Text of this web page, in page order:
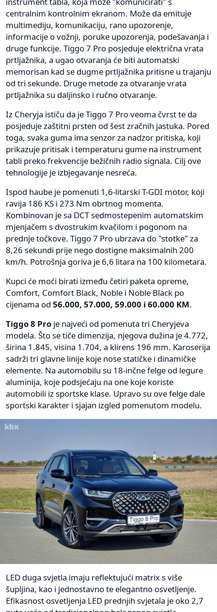
centralnim kontrolnim ekranom. Može da emituje
multimediju, komunikaciju, rano upozorenje,
informacije o vožnji, poruke upozorenja, podešavanja i
druge funkcije. Tiggo 7 Pro posjeduje električna vrata
prtljažnika, a ugao otvaranja će biti automatski
memorisan kad se dugme prtljažnika pritisne u trajanju
od tri sekunde. Druge metode za otvaranje vrata
prtljažnika su daljinsko i ručno otvaranje.
Iz Cheryja ističu da je Tiggo 7 Pro veoma čvrst te da
posjeduje zaštitni prsten od šest zračnih jastuka. Pored
toga, svaka guma ima senzor za nadzor pritiska, koji
prikazuje pritisak i temperaturu gume na instrument
tabli preko frekvencije bežičnih radio signala. Cilj ove
tehnologije je izbjegavanje nesreća.
Ispod haube je pomenuti 1,6-litarski T-GDI motor, koji
ravija 186 KS i 273 Nm obrtnog momenta.
Kombinovan je sa DCT sedmostepenim automatskim
mjenjačem s dvostrukim kvačilom i pogonom na
prednje točkove. Tiggo 7 Pro ubrzava do "stotke" za
8,26 sekundi prije nego dostigne maksimalnih 200
km/h. Potrošnja goriva je 6,6 litara na 100 kilometara.
Kupci će moći birati između četiri paketa opreme,
Comfort, Comfort Black, Noble i Noble Black po
cijenama od 56.000, 57.000, 59.000 i 60.000 KM.
Tiggo 8 Pro je najveći od pomenuta tri Cheryjeva
modela. Što se tiče dimenzija, njegova dužina je 4.772,
širina 1.845, visina 1.704, a klirens 196 mm. Karoserija
sadrži tri glavne linije koje nose statičke i dinamičke
elemente. Na automobilu su 18-inčne felge od legure
aluminija, koje podsjećaju na one koje koriste
automobili iz sportske klase. Upravo su ove felge dale
sportski karakter i sjajan izgled pomenutom modelu.
LED duga svjetla imaju reflektujući matrix s više
šupljina, kao i jednostavno te elegantno osvetljenje.
Efikasnost osvetljenja LED prednjih svjetala je oko 2,7